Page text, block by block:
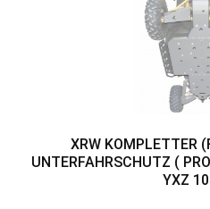
XRW KOMPLETTER
UNTERFAHRSCHUTZ (
YXZ